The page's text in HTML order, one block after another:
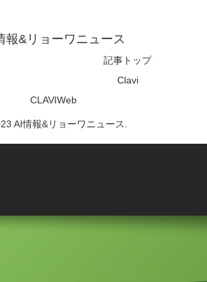
報&リョーワニュース
記事トップ
Clavi
CLAVIWeb
AI情報&リョーワニュース.